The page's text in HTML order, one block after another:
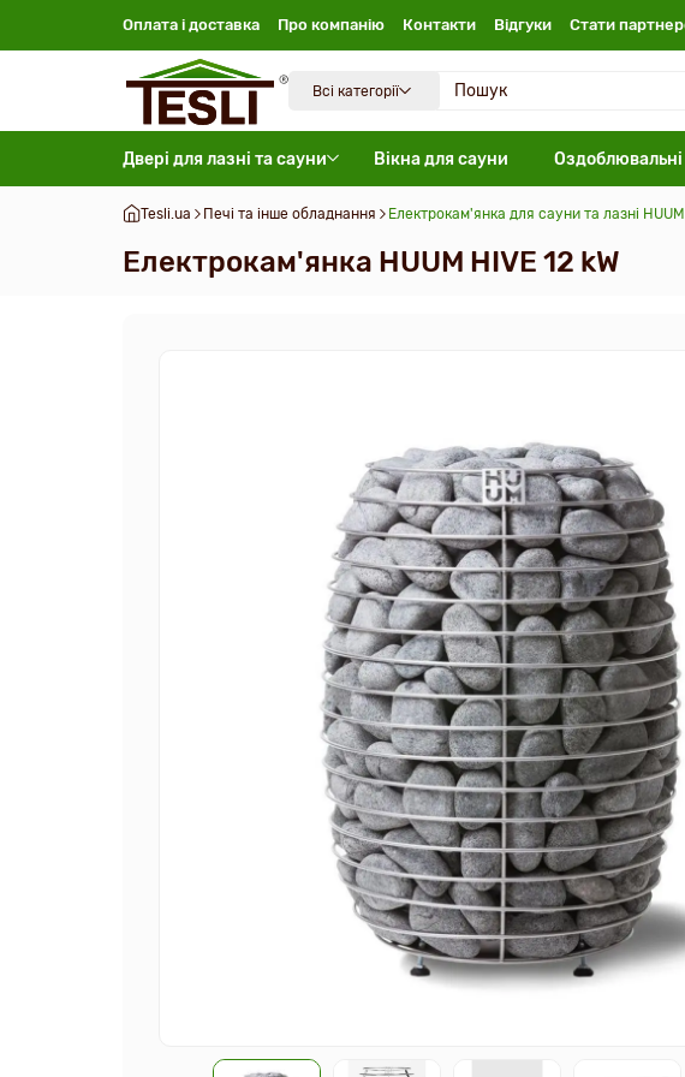
Оплата і доставка Про компанію Контакти Відгуки Стати
Всі категорії
Двері для лазні та сауни Вікна для сауни
Tesli.ua Печі та інше обладнання Електрокам'янка для сауни та лазні HUUM
Електрокам'янка HUUM HIVE 12 kW